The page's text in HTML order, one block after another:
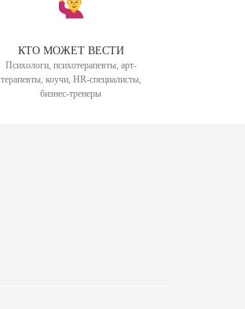
КТО МОЖЕТ ВЕСТИ
Психологи, психотерапевты, арт-
терапевты, коучи, HR-специалисты,
бизнес-тренеры